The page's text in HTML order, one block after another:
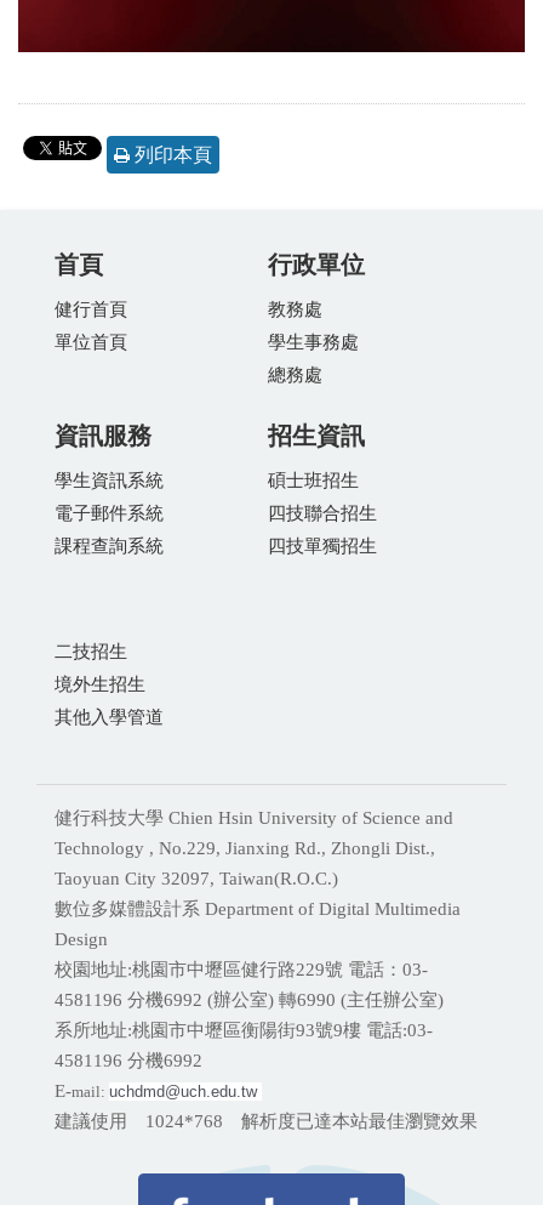
列印本頁
首頁
健行首頁
單位首頁
行政單位
教務處
學生事務處
總務處
資訊服務
學生資訊系統
電子郵件系統
課程查詢系統
招生資訊
碩士班招生
四技聯合招生
四技單獨招生
二技招生
境外生招生
其他入學管道
健行科技大學 Chien Hsin University of Science and
Technology , No.229, Jianxing Rd., Zhongli Dist.,
Taoyuan City 32097, Taiwan(R.O.C.)
數位多媒體設計系 Department of Digital Multimedia
Design
校園地址:桃園市中壢區健行路229號 電話：03-
4581196 分機6992 (辦公室) 轉6990 (主任辦公室)
系所地址:桃園市中壢區衡陽街93號9樓 電話:03-
4581196 分機6992
E-mail: uchdmd@uch.edu.tw
建議使用 1024*768 解析度已達本站最佳瀏覽效果